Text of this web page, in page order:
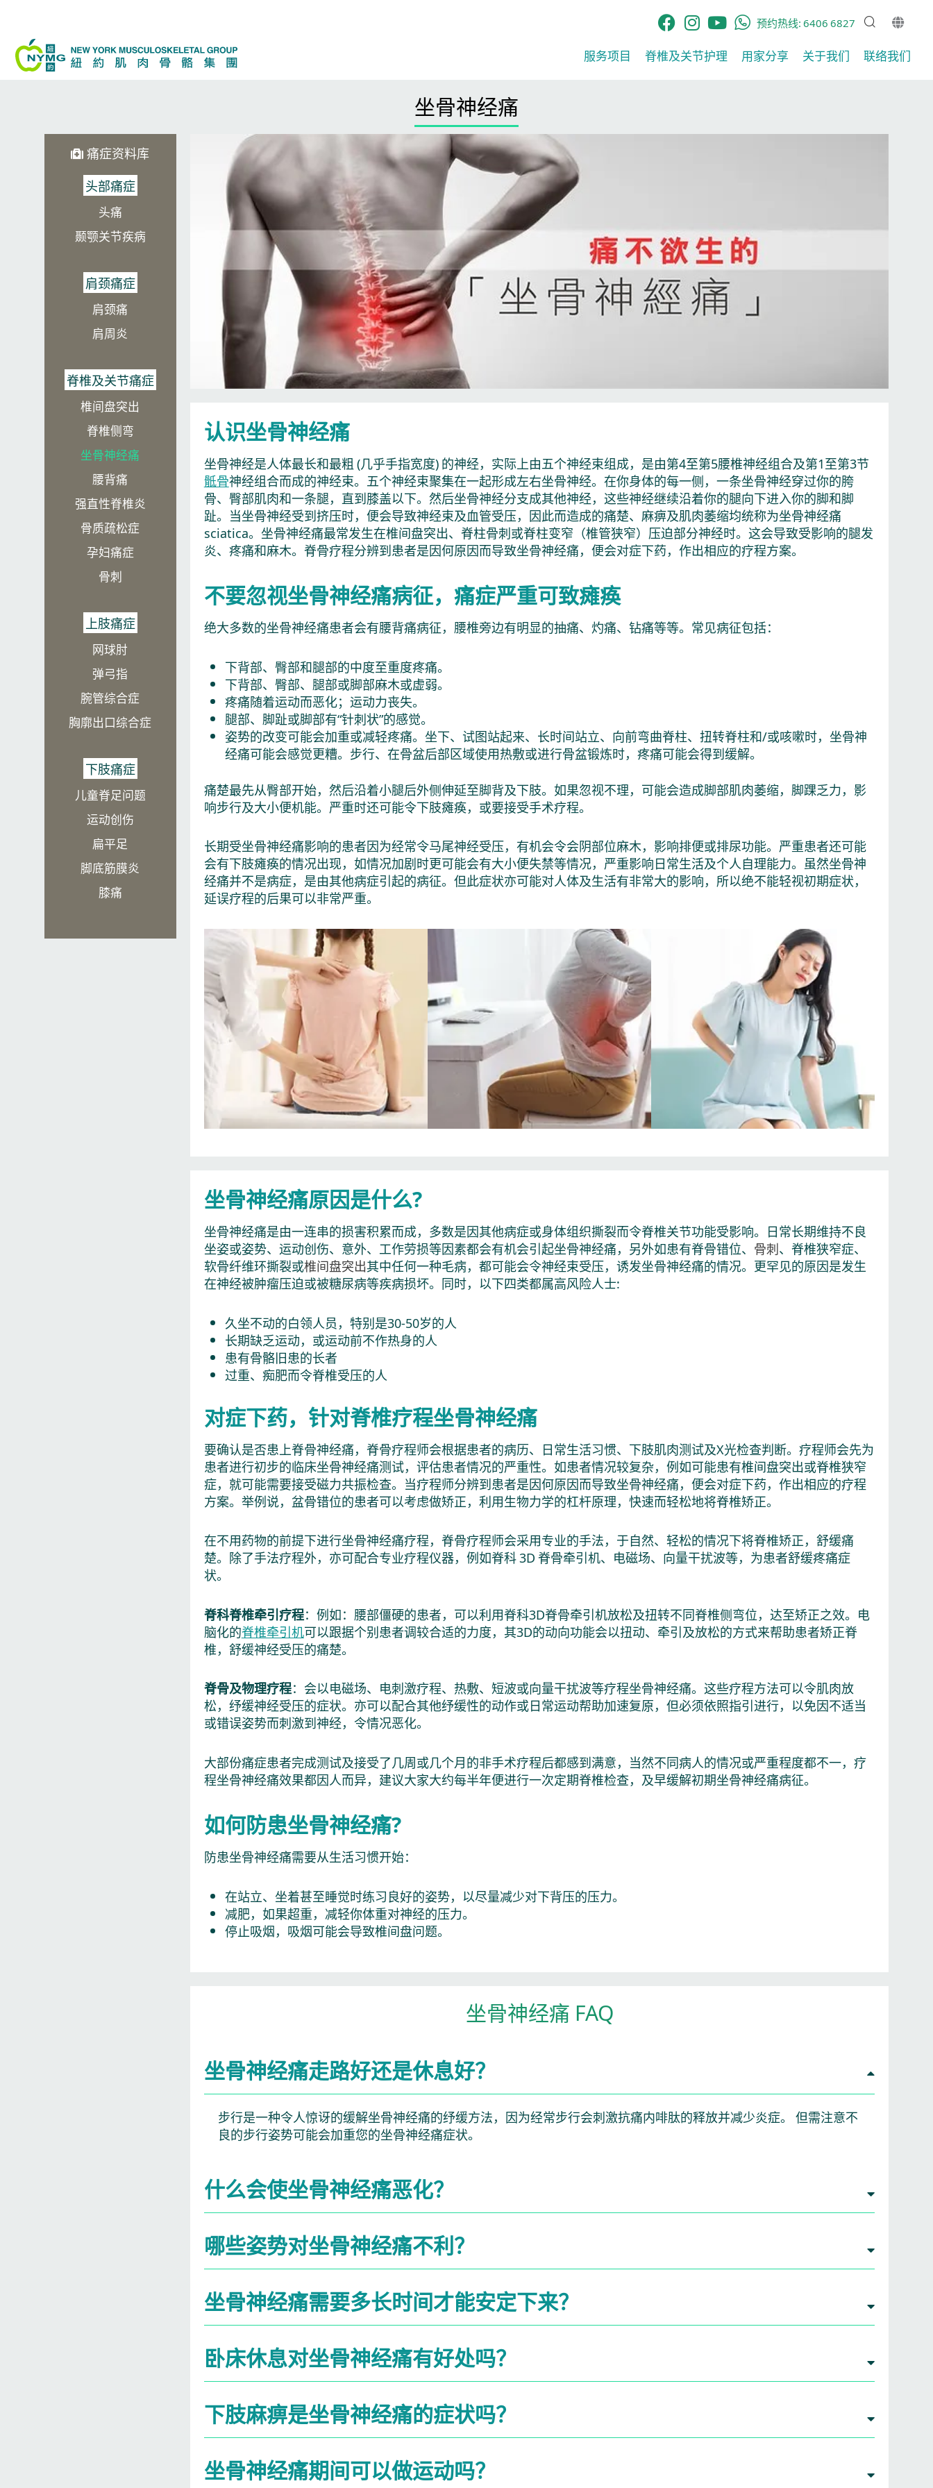
预约热线:6406 6827
服务项目 脊椎及关节护理​ 用家分享​ 关于我们 联络我们
坐骨神经痛
痛症资料库
头部痛症
头痛
颞颚关节疾病
肩颈痛症
肩颈痛
肩周炎
脊椎及关节痛症
椎间盘突出​
脊椎侧弯​
坐骨神经痛
腰背痛
强直性脊椎炎
骨质疏松症
孕妇痛症
骨刺
上肢痛症
网球肘
弹弓指
腕管综合症
胸廓出口综合症
下肢痛症
儿童脊足问题
运动创伤
扁平足
脚底筋膜炎
膝痛
认识坐骨神经痛
坐骨神经是人体最长和最粗 (几乎手指宽度) 的神经，实际上由五个神经束组成，是由第4至第5腰椎神经组合及第1至第3节
骶骨神经组合而成的神经束。五个神经束聚集在一起形成左右坐骨神经。在你身体的每一侧，一条坐骨神经穿过你的胯
骨、臀部肌肉和一条腿，直到膝盖以下。然后坐骨神经分支成其他神经，这些神经继续沿着你的腿向下进入你的脚和脚
趾。当坐骨神经受到挤压时，便会导致神经束及血管受压，因此而造成的痛楚、麻痹及肌肉萎缩均统称为坐骨神经痛
sciatica。坐骨神经痛最常发生在椎间盘突出、脊柱骨刺或脊柱变窄（椎管狭窄）压迫部分神经时。这会导致受影响的腿发
炎、疼痛和麻木。脊骨疗程分辨到患者是因何原因而导致坐骨神经痛，便会对症下药，作出相应的疗程方案。
不要忽视坐骨神经痛病征，痛症严重可致瘫痪
绝大多数的坐骨神经痛患者会有腰背痛病征，腰椎旁边有明显的抽痛、灼痛、钻痛等等。常见病征包括：
下背部、臀部和腿部的中度至重度疼痛。
下背部、臀部、腿部或脚部麻木或虚弱。
疼痛随着运动而恶化；运动力丧失。
腿部、脚趾或脚部有“针刺状”的感觉。
姿势的改变可能会加重或减轻疼痛。坐下、试图站起来、长时间站立、向前弯曲脊柱、扭转脊柱和/或咳嗽时，坐骨神
经痛可能会感觉更糟。步行、在骨盆后部区域使用热敷或进行骨盆锻炼时，疼痛可能会得到缓解。
痛楚最先从臀部开始，然后沿着小腿后外侧伸延至脚背及下肢。如果忽视不理，可能会造成脚部肌肉萎缩，脚踝乏力，影
响步行及大小便机能。严重时还可能令下肢瘫痪，或要接受手术疗程。
长期受坐骨神经痛影响的患者因为经常令马尾神经受压，有机会令会阴部位麻木，影响排便或排尿功能。严重患者还可能
会有下肢瘫痪的情况出现，如情况加剧时更可能会有大小便失禁等情况，严重影响日常生活及个人自理能力。虽然坐骨神
经痛并不是病症，是由其他病症引起的病征。但此症状亦可能对人体及生活有非常大的影响，所以绝不能轻视初期症状，
延误疗程的后果可以非常严重。
坐骨神经痛原因是什么?
坐骨神经痛是由一连串的损害积累而成，多数是因其他病症或身体组织撕裂而令脊椎关节功能受影响。日常长期维持不良
坐姿或姿势、运动创伤、意外、工作劳损等因素都会有机会引起坐骨神经痛，另外如患有脊骨错位、 骨刺、脊椎狭窄症、
软骨纤维环撕裂或椎间盘突出其中任何一种毛病，都可能会令神经束受压，诱发坐骨神经痛的情况。更罕见的原因是发生
在神经被肿瘤压迫或被糖尿病等疾病损坏。同时，以下四类都属高风险人士:
久坐不动的白领人员，特别是30-50岁的人
长期缺乏运动，或运动前不作热身的人
患有骨骼旧患的长者
过重、痴肥而令脊椎受压的人
对症下药，针对脊椎疗程坐骨神经痛
要确认是否患上脊骨神经痛，脊骨疗程师会根据患者的病历、日常生活习惯、下肢肌肉测试及X光检查判断。疗程师会先为
患者进行初步的临床坐骨神经痛测试，评估患者情况的严重性。如患者情况较复杂，例如可能患有椎间盘突出或脊椎狭窄
症，就可能需要接受磁力共振检查。当疗程师分辨到患者是因何原因而导致坐骨神经痛，便会对症下药，作出相应的疗程
方案。举例说，盆骨错位的患者可以考虑做矫正，利用生物力学的杠杆原理，快速而轻松地将脊椎矫正。
在不用药物的前提下进行坐骨神经痛疗程，脊骨疗程师会采用专业的手法，于自然、轻松的情况下将脊椎矫正，舒缓痛
楚。除了手法疗程外，亦可配合专业疗程仪器，例如脊科 3D 脊骨牵引机、电磁场、向量干扰波等，为患者舒缓疼痛症
状。
脊科脊椎牵引疗程：例如：腰部僵硬的患者，可以利用脊科3D脊骨牵引机放松及扭转不同脊椎侧弯位，达至矫正之效。电
脑化的脊椎牵引机可以跟据个别患者调较合适的力度，其3D的动向功能会以扭动、牵引及放松的方式来帮助患者矫正脊
椎，舒缓神经受压的痛楚。
脊骨及物理疗程：会以电磁场、电刺激疗程、热敷、短波或向量干扰波等疗程坐骨神经痛。这些疗程方法可以令肌肉放
松，纾缓神经受压的症状。亦可以配合其他纾缓性的动作或日常运动帮助加速复原，但必须依照指引进行，以免因不适当
或错误姿势而刺激到神经，令情况恶化。
大部份痛症患者完成测试及接受了几周或几个月的非手术疗程后都感到满意，当然不同病人的情况或严重程度都不一，疗
程坐骨神经痛效果都因人而异，建议大家大约每半年便进行一次定期脊椎检查，及早缓解初期坐骨神经痛病征。
如何防患坐骨神经痛?
防患坐骨神经痛需要从生活习惯开始：
在站立、坐着甚至睡觉时练习良好的姿势，以尽量减少对下背压的压力。
减肥，如果超重，减轻你体重对神经的压力。
停止吸烟，吸烟可能会导致椎间盘问题。
坐骨神经痛 FAQ
坐骨神经痛走路好还是休息好？
步行是一种令人惊讶的缓解坐骨神经痛的纾缓方法，因为经常步行会刺激抗痛内啡肽的释放并减少炎症。 但需注意不
良的步行姿势可能会加重您的坐骨神经痛症状。
什么会使坐骨神经痛恶化？
哪些姿势对坐骨神经痛不利？
坐骨神经痛需要多长时间才能安定下来？
卧床休息对坐骨神经痛有好处吗？
下肢麻痹是坐骨神经痛的症状吗？
坐骨神经痛期间可以做运动吗？